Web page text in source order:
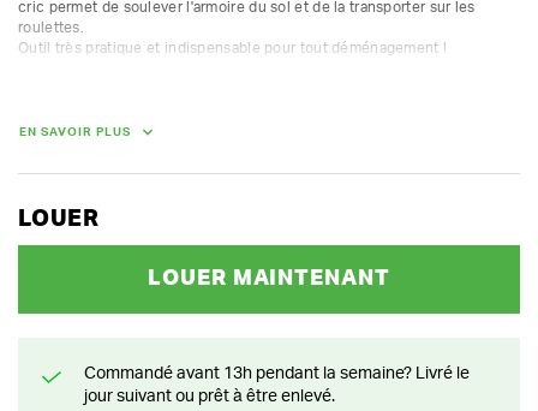
cric permet de soulever l'armoire du sol et de la transporter sur les
roulettes.
Outil très pratique et indispensable pour tout déménagement !
EN SAVOIR PLUS
LOUER
LOUER MAINTENANT
Commandé avant 13h pendant la semaine? Livré le
jour suivant ou prêt à être enlevé.